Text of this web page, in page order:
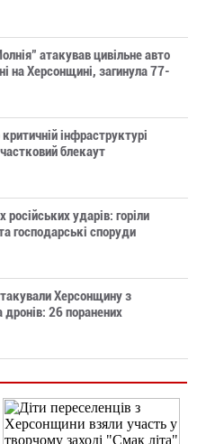
атакував цивільне авто
на Херсонщині, загинула 77-
інфраструктурі
блекаут
російських ударів: горіли
господарські споруди
Херсонщину з
дронів: 26 поранених